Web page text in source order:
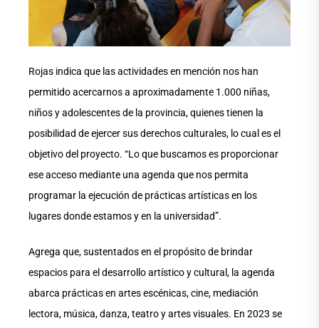
Rojas indica que las actividades en mención nos han
permitido acercarnos a aproximadamente 1.000 niñas,
niños y adolescentes de la provincia, quienes tienen la
posibilidad de ejercer sus derechos culturales, lo cual es el
objetivo del proyecto. “Lo que buscamos es proporcionar
ese acceso mediante una agenda que nos permita
programar la ejecución de prácticas artísticas en los
lugares donde estamos y en la universidad”.
Agrega que, sustentados en el propósito de brindar
espacios para el desarrollo artístico y cultural, la agenda
abarca prácticas en artes escénicas, cine, mediación
lectora, música, danza, teatro y artes visuales. En 2023 se